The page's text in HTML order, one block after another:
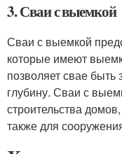
3. Сваи с выемкой
Сваи с выемкой
которые имеют
позволяет свае быть
глубину. Сваи с
строительства
также для